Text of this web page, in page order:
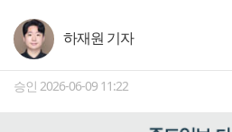
하재원 기자
승인 2026-06-09 11:22